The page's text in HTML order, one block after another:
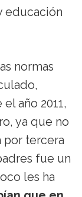
educación
normas
año 2011,
ya que no
por tercera
fue un
les ha